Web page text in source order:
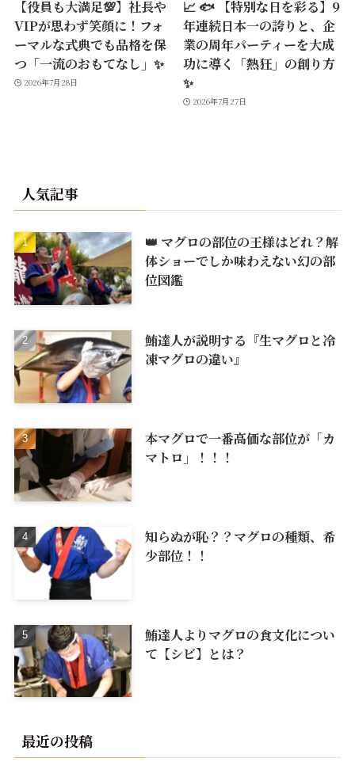
【役員も大満足💯】社長や
VIPが思わず笑顔に！フォ
ーマルな式典でも品格を保
つ「一流のおもてなし」✨
2026年7月28日
📈 🐟 【特別な日を彩る】9
年連続日本一の誇りと、企
業の周年パーティーを大成
功に導く「熱狂」の創り方
✨
2026年7月27日
人気記事
👑 マグロの部位の王様はどれ？解
体ショーでしか味わえない幻の部
位図鑑
鮪達人が説明する『生マグロと冷
凍マグロの違い』
本マグロで一番高価な部位が「カ
マトロ」！！！
知らぬが恥？？マグロの種類、希
少部位！！
鮪達人よりマグロの食文化につい
て【シビ】とは？
最近の投稿